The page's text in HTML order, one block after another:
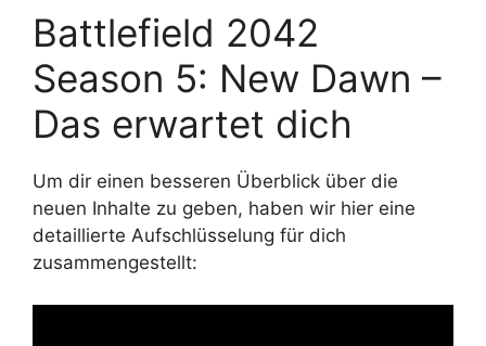
Battlefield 2042
Season 5: New Dawn –
Das erwartet dich
Um dir einen besseren Überblick über die
neuen Inhalte zu geben, haben wir hier eine
detaillierte Aufschlüsselung für dich
zusammengestellt: